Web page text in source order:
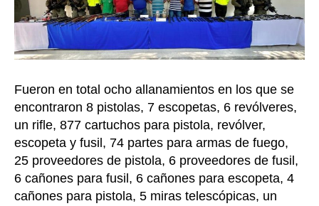
Fueron en total ocho allanamientos en los que se
encontraron 8 pistolas, 7 escopetas, 6 revólveres,
un rifle, 877 cartuchos para pistola, revólver,
escopeta y fusil, 74 partes para armas de fuego,
25 proveedores de pistola, 6 proveedores de fusil,
6 cañones para fusil, 6 cañones para escopeta, 4
cañones para pistola, 5 miras telescópicas, un